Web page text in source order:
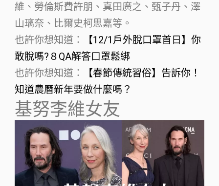
維、勞倫斯費許朋、真田廣之、甄子丹、澤
山璃奈、比爾史柯思嘉等。
也許你想知道：
【12/1戶外脫口罩首日】你
敢脫嗎?８QA解答口罩鬆綁
也許你想知道：
【春節傳統習俗】告訴你！
知道農曆新年要做什麼嗎？
基努李維女友